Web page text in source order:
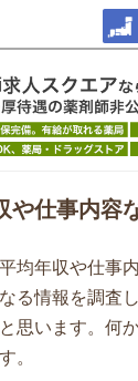
や仕事内容
均年収や仕事
る情報を調査
思います。何
。